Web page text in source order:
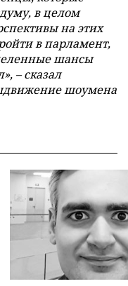
в целом
на этих
в парламент,
шансы
– сказал
шоумена